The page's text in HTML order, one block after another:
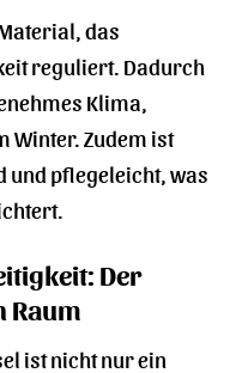
das
reguliert. Dadurch
Klima,
Winter. Zudem ist
und pflegeleicht, was
Der
Raum
ist nicht nur ein